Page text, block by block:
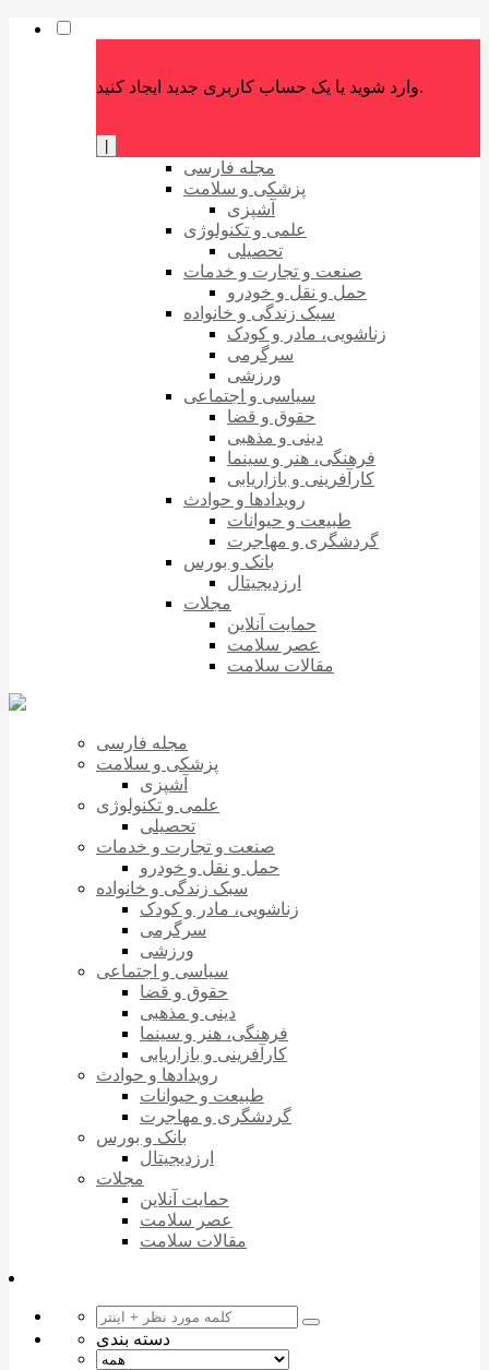
وارد شوید یا یک حساب کاربری جدید ایجاد کنید.
مجله فارسی
پزشکی و سلامت
آشپزی
علمی و تکنولوژی
تحصیلی
صنعت و تجارت و خدمات
حمل و نقل و خودرو
سبک زندگی و خانواده
زناشویی، مادر و کودک
سرگرمی
ورزشی
سیاسی و اجتماعی
حقوق و قضا
دینی و مذهبی
فرهنگی، هنر و سینما
کارآفرینی و بازاریابی
رویدادها و حوادث
طبیعت و حیوانات
گردشگری و مهاجرت
بانک و بورس
ارزدیجیتال
مجلات
حمایت آنلاین
عصر سلامت
مقالات سلامت
مجله فارسی
پزشکی و سلامت
آشپزی
علمی و تکنولوژی
تحصیلی
صنعت و تجارت و خدمات
حمل و نقل و خودرو
سبک زندگی و خانواده
زناشویی، مادر و کودک
سرگرمی
ورزشی
سیاسی و اجتماعی
حقوق و قضا
دینی و مذهبی
فرهنگی، هنر و سینما
کارآفرینی و بازاریابی
رویدادها و حوادث
طبیعت و حیوانات
گردشگری و مهاجرت
بانک و بورس
ارزدیجیتال
مجلات
حمایت آنلاین
عصر سلامت
مقالات سلامت
دسته بندی